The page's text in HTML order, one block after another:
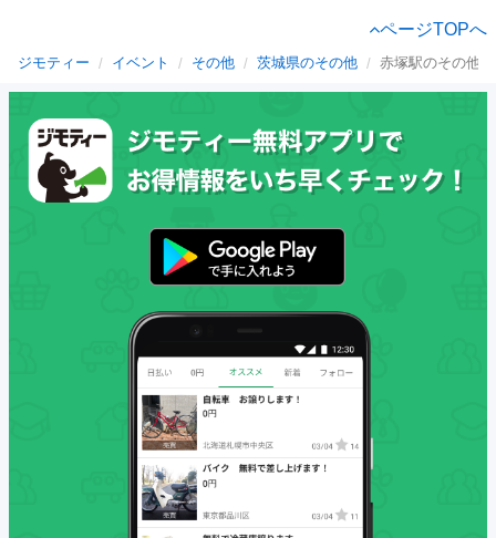
ページTOPへ
ジモティー イベント その他 茨城県のその他 赤塚駅のその他